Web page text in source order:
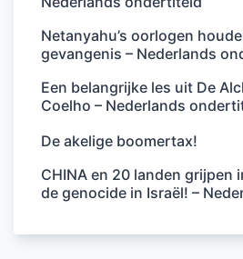
Netanyahu’s oorlogen
gevangenis – Nederlands
Een belangrijke les uit De
Coelho – Nederlands
De akelige boomertax!
CHINA en 20 landen grijpen
de genocide in Israël! –